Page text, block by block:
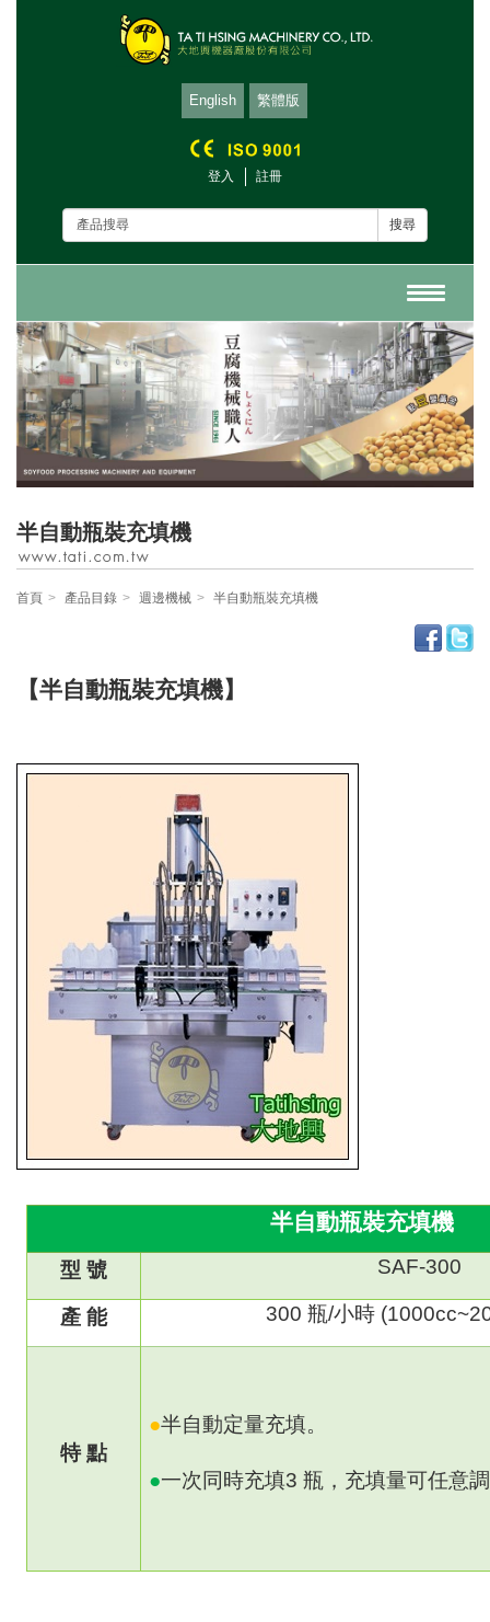
English 繁體版
登入 註冊
搜尋
半自動瓶裝充填機
首頁 產品目錄 週邊機械 半自動瓶裝充填機
【半自動瓶裝充填機】
半自動瓶裝充填機
型 號 SAF-300
產 能 300 瓶/小時
特 點
●半自動定量充填。
●一次同時充填3瓶，充填量可任意